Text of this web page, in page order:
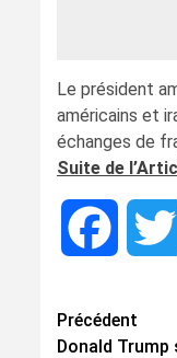
Le président
américains et
échanges de
Suite de
Précédent
Donald Trump